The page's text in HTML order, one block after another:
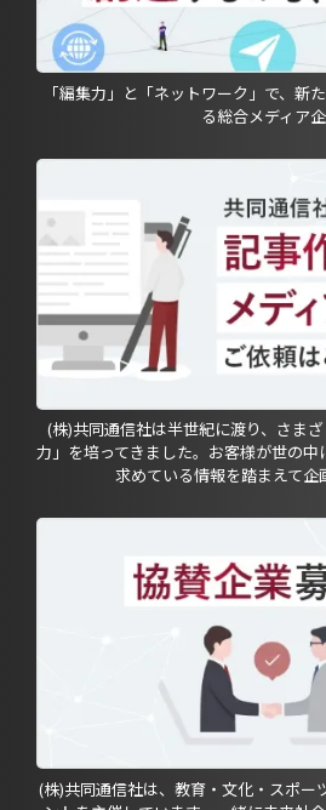
「編集力」と「ネットワーク」で、新
る総合メディア
(株)共同通信社は半世紀に渡り、さま
力」を培ってきました。お客様が世の
求めている情報を踏まえて企
(株)共同通信社は、教育・文化・スポー